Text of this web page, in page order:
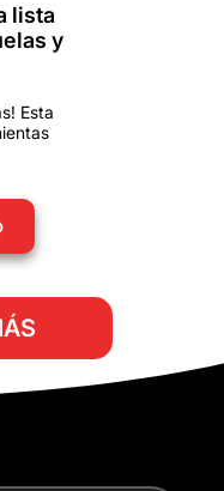
lista
y
Esta